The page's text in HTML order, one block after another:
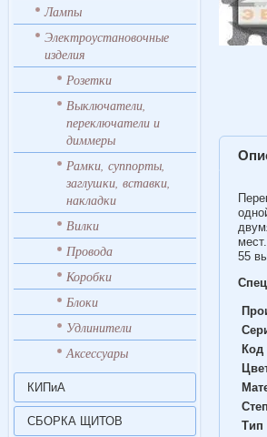
Лампы
Электроустановочные
изделия
Розетки
Выключатели,
переключатели и
диммеры
Рамки, суппорты,
заглушки, вставки,
накладки
Вилки
Провода
Коробки
Блоки
Удлинители
Аксессуары
КИПиА
СБОРКА ЩИТОВ
55
Код
Тип